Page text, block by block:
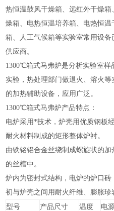
热恒温鼓风干燥箱、远红外干燥
燥箱、电热恒温培养箱、电热恒
箱、人工气候箱等实验室常用设
供应商。
1300℃箱式马弗炉是分析实验室样
实验，热处理部门做退火、溶火
的加热辅助设备，应用广泛。
1300℃箱式马弗炉产品特点：
电炉采用*技术，炉壳用优质钢板
耐火材料制成的矩形整体炉衬。
由铁铭铝合金丝绕制成螺旋状的
的丝槽中。
炉内为密封式结构，电炉的炉口
初与炉壳之间用耐火纤维、膨胀珍
型号
产品尺寸 温度 电